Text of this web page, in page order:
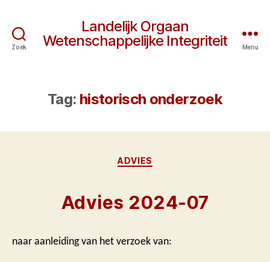
Zoek
Landelijk Orgaan
Wetenschappelijke Integriteit
Menu
Tag: historisch onderzoek
Categorieën
ADVIES
Advies 2024-07
naar aanleiding van het verzoek van: